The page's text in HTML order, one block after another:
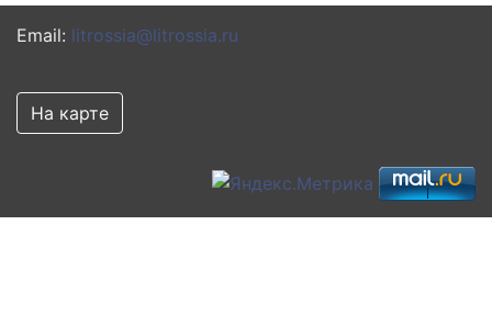
Email: litrossia@litrossia.ru
На карте